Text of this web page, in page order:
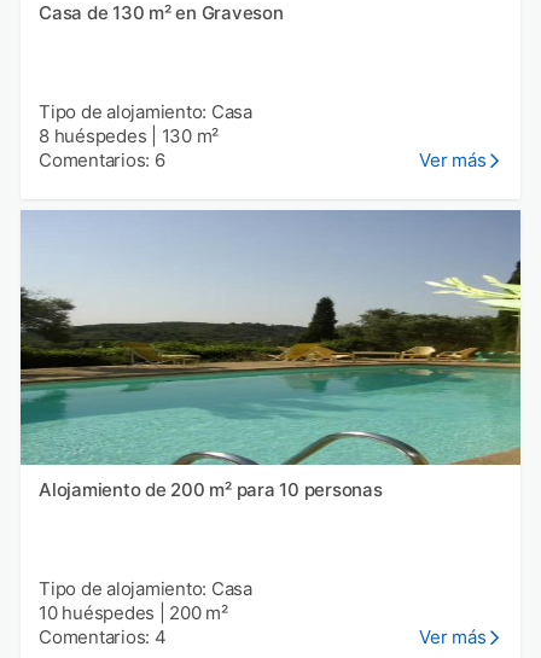
Casa de 130 m² en Graveson
Tipo de alojamiento: Casa
8 huéspedes
130 m²
Comentarios: 6
Ver más
Alojamiento de 200 m² para 10 personas
Tipo de alojamiento: Casa
10 huéspedes
200 m²
Comentarios: 4
Ver más